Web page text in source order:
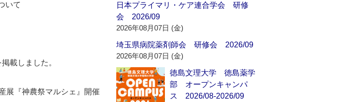
いて
載しました。
展『神農祭マルシェ』開催
日本プライマリ・ケア連合学会 研修
会 2026/09
2026年08月07日 (金)
埼玉県病院薬剤師会 研修会 2026/09
2026年08月07日 (金)
徳島文理大学 徳島薬学
部 オープンキャンパ
ス 2026/08-2026/09